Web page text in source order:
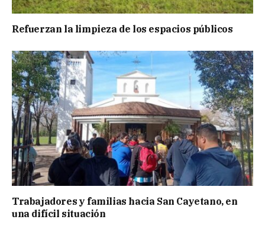
Refuerzan la limpieza de los espacios públicos
Trabajadores y familias hacia San Cayetano, en
una difícil situación